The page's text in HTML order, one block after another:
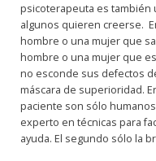
psicoterapeuta es también
algunos quieren creerse.
hombre o una mujer que
hombre o una mujer que
no esconde sus defectos
máscara de superioridad.
paciente son sólo
experto en técnicas para
ayuda. El segundo sólo la